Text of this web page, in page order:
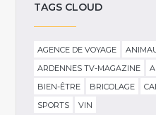
TAGS CLOUD
AGENCE DE VOYAGE
ARDENNES TV-MAGAZINE
BIEN-ÊTRE
BRICOLAGE
SPORTS
VIN